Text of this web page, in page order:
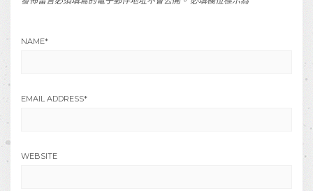
NAME*
EMAIL ADDRESS*
WEBSITE